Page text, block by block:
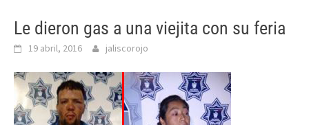
Le dieron gas a una viejita con su feria
19 abril, 2016 jaliscorojo